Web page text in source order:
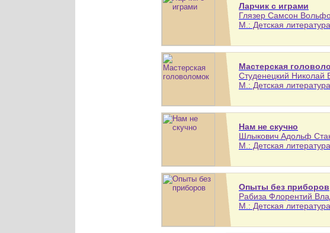
Ларчик с играми
Глязер Самсон
М.: Детская
Мастерская
Студенецкий Николай
М.: Детская
Нам не скучно
Шлыкович Адольф
М.: Детская
Опыты без приборов
Рабиза Флорентий
М.: Детская